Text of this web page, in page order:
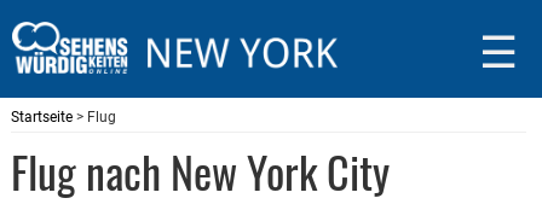
☰
Startseite> Flug
Flug nach New York City